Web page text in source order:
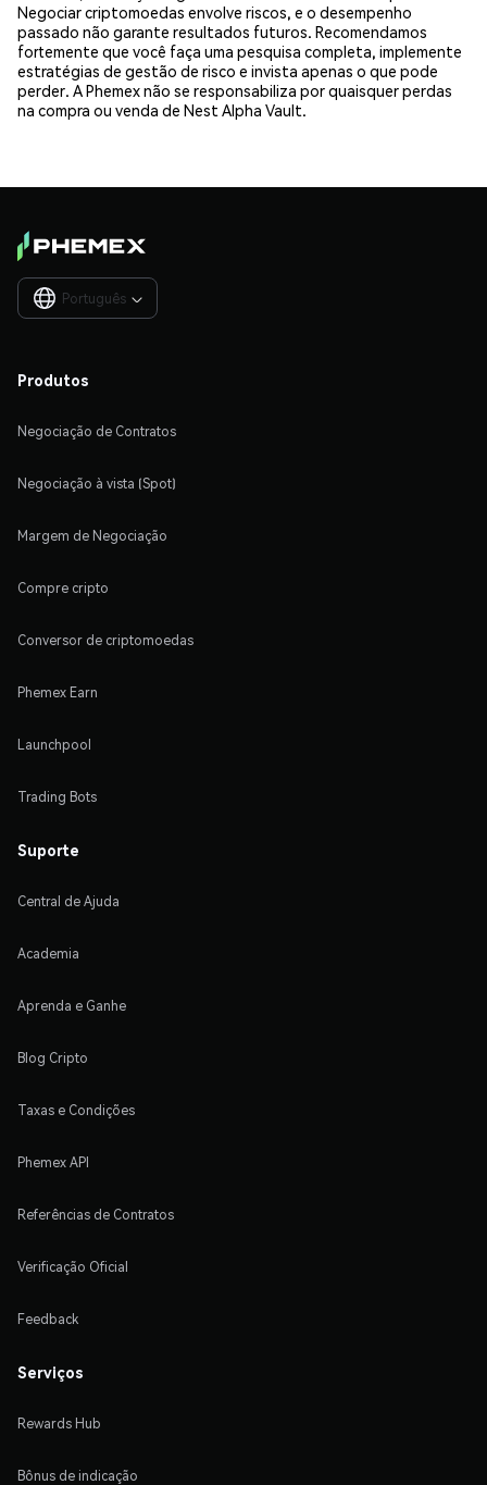
Negociar criptomoedas envolve riscos, e o desempenho
passado não garante resultados futuros. Recomendamos
fortemente que você faça uma pesquisa completa, implemente
estratégias de gestão de risco e invista apenas o que pode
perder. A Phemex não se responsabiliza por quaisquer perdas
na compra ou venda de Nest Alpha Vault.
Português 
Produtos
Negociação de Contratos
Negociação à vista (Spot)
Margem de Negociação
Compre cripto
Conversor de criptomoedas
Phemex Earn
Launchpool
Trading Bots
Suporte
Central de Ajuda
Academia
Aprenda e Ganhe
Blog Cripto
Taxas e Condições
Phemex API
Referências de Contratos
Verificação Oficial
Feedback
Serviços
Rewards Hub
Bônus de indicação